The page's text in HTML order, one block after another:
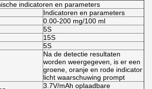
indicatoren en parameters
Indicatoren en parameters
0.00-200 mg/100 ml
5S
15S
5S
Na de detectie resultaten
worden weergegeven, is er een
groene, oranje en rode indicator
licht waarschuwing prompt
3.7V/mAh oplaadbare